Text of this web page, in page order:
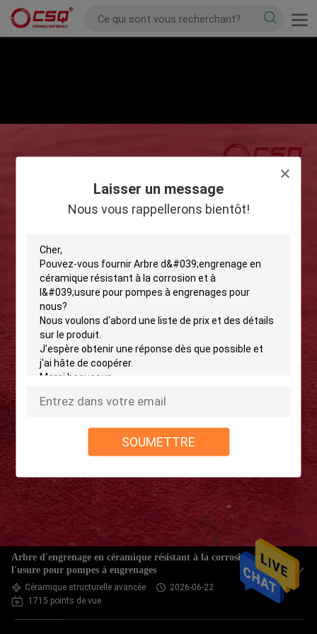
Laisser un message
Nous vous rappellerons bientôt!
SOUMETTRE
Arbre d'engrenage en céramique résistant à la corrosion et à
l'usure pour pompes à engrenages
Céramique structurelle avancée
2026-06-22
1715 points de vue